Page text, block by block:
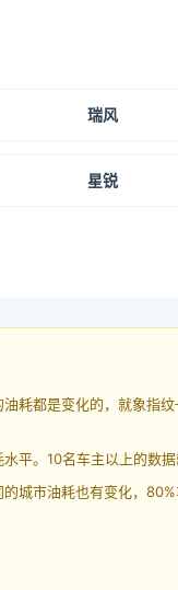
瑞风
星锐
耗都是变化的，就象指
。10名车主以上的数
城市油耗也有变化，80%